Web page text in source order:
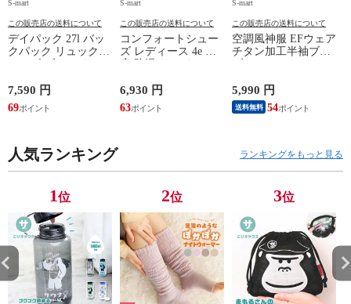
S-mart
この販売店の送料について
デイパック 27l バッ
クパック リュック
鞄 機内持ち込み 夏
スラッシャー
THRASHER r1929
7,590 円
69
S-mart
この販売店の送料について
コンフォートシュー
ズ レディース 4e 幅
シューズ 黒 トパー
ズ モア 靴 カジュア
ルシューズ 外反母趾
TOPAZ 1410
6,930 円
63
S-mart
この販売店の送料について
空調風神服 EFウェア
チタン加工半袖ブル
ジャケット 遮熱 作
業服 作業着 上着 ア
タックベース KF100
5,990 円
送料無料 54
人気ランキング ランキングをもっと見る
1位 2位 3位